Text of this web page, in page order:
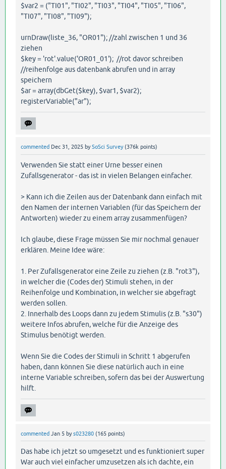
$var2 = ("TI01", "TI02", "TI03", "TI04", "TI05", "TI06",
"TI07", "TI08", "TI09");
urnDraw(liste_36, "OR01"); //zahl zwischen 1 und 36
ziehen
$key = 'rot'.value('OR01_01'); //rot davor schreiben
//reihenfolge aus datenbank abrufen und in array
speichern
$ar = array(dbGet($key), $var1, $var2);
registerVariable("ar");
commented Dec 31, 2025 bySoSci Survey (376k points)
Verwenden Sie statt einer Urne besser einen
Zufallsgenerator - das ist in vielen Belangen einfacher.
> Kann ich die Zeilen aus der Datenbank dann einfach mit
den Namen der internen Variablen (für das Speichern der
Antworten) wieder zu einem array zusammenfügen?
Ich glaube, diese Frage müssen Sie mir nochmal genauer
erklären. Meine Idee wäre:
1. Per Zufallsgenerator eine Zeile zu ziehen (z.B. "rot3"),
in welcher die (Codes der) Stimuli stehen, in der
Reihenfolge und Kombination, in welcher sie abgefragt
werden sollen.
2. Innerhalb des Loops dann zu jedem Stimulis (z.B. "s30")
weitere Infos abrufen, welche für die Anzeige des
Stimulus benötigt werden.
Wenn Sie die Codes der Stimuli in Schritt 1 abgerufen
haben, dann können Sie diese natürlich auch in eine
interne Variable schreiben, sofern das bei der Auswertung
hilft.
commented Jan 5 bys023280 (165 points)
Das habe ich jetzt so umgesetzt und es funktioniert super
War auch viel einfacher umzusetzen als ich dachte, ein